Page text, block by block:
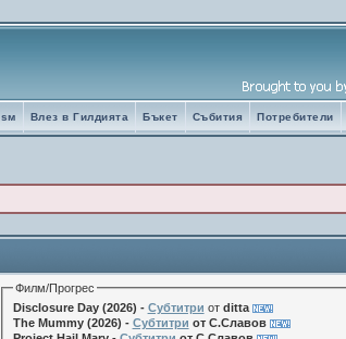
Потребители
Събития
Бъкет
Влез в Гилдията
sм
Филм/Прогрес
Disclosure Day (2026) - Субтитри от ditta
The Mummy (2026) - Субтитри от С.Славов